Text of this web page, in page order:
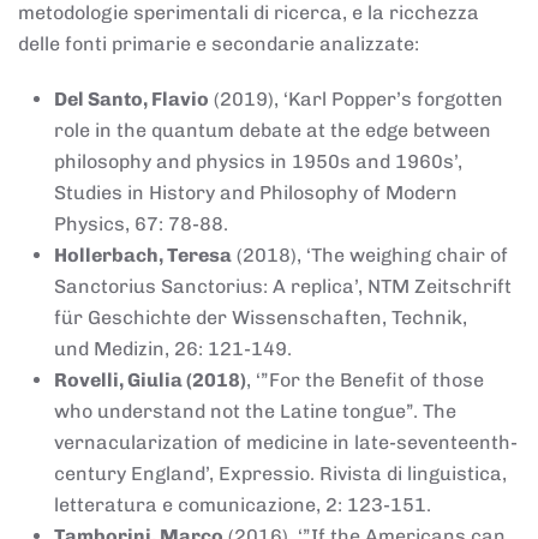
metodologie sperimentali di ricerca, e la ricchezza
delle fonti primarie e secondarie analizzate:
Del Santo, Flavio (2019), ‘Karl Popper’s forgotten
role in the quantum debate at the edge between
philosophy and physics in 1950s and 1960s’,
Studies in History and Philosophy of Modern
Physics, 67: 78-88.
Hollerbach, Teresa (2018), ‘The weighing chair of
Sanctorius Sanctorius: A replica’, NTM Zeitschrift
für Geschichte der Wissenschaften, Technik,
und Medizin, 26: 121-149.
Rovelli, Giulia (2018), ‘”For the Benefit of those
who understand not the Latine tongue”. The
vernacularization of medicine in late-seventeenth-
century England’, Expressio. Rivista di linguistica,
letteratura e comunicazione, 2: 123-151.